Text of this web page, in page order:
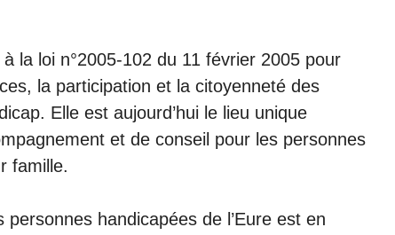
la loi n°2005-102 du 11 février 2005 pour
la participation et la citoyenneté des
Elle est aujourd’hui le lieu unique
et de conseil pour les personnes
famille.
handicapées de l’Eure est en